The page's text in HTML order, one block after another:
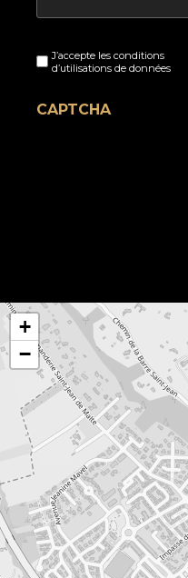
titreJ’accepte les conditions
d’utilisations de données
CAPTCHA
+
−